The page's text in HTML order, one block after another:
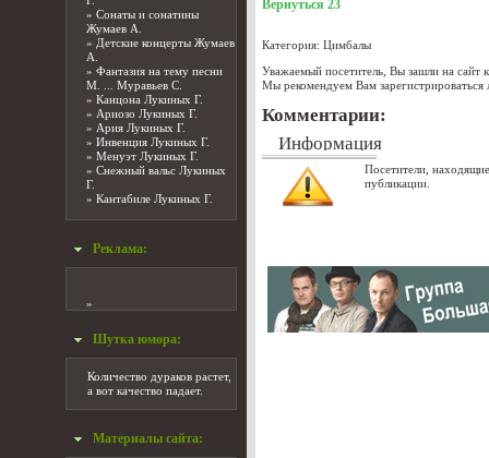
» Сонаты и сонатины
Жумаев А.
» Детские концерты Жумаев
А.
» Фантазия на тему песни
М. ... Муравьев С.
» Канцона Лукиных Г.
» Ариозо Лукиных Г.
» Ария Лукиных Г.
» Инвенция Лукиных Г.
» Менуэт Лукиных Г.
» Снежный вальс Лукиных
Г.
» Кантабиле Лукиных Г.
Реклама:
»
Шутка юмора:
Количество дураков растет,
а вот качество падает.
Материалы сайта:
Вернуться 23
Категория: Цимбалы
Уважаемый посетитель, Вы зашли на сайт
Мы рекомендуем Вам зарегистрироваться
Комментарии:
Информация
Посетители,
публикации.